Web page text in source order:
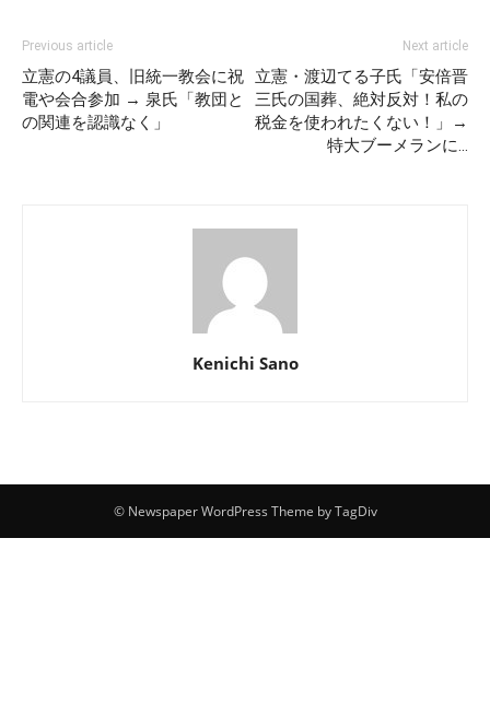
Previous article
立憲の4議員、旧統一教会に祝
電や会合参加 → 泉氏「教団と
の関連を認識なく」
Next article
立憲・渡辺てる子氏「安倍晋
三氏の国葬、絶対反対！私の
税金を使われたくない！」→
特大ブーメランに…
Kenichi Sano
© Newspaper WordPress Theme by TagDiv